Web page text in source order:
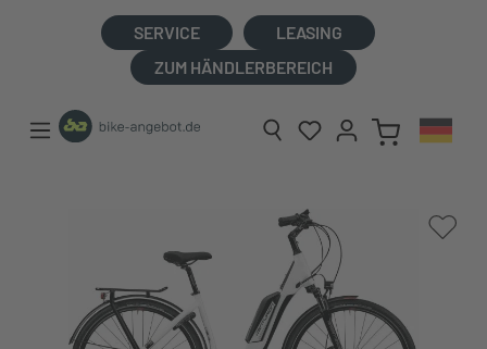
SERVICE
LEASING
ZUM HÄNDLERBEREICH